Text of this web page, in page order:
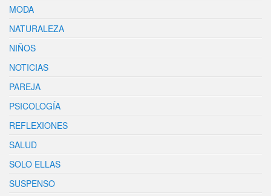
MODA
NATURALEZA
NIÑOS
NOTICIAS
PAREJA
PSICOLOGÍA
REFLEXIONES
SALUD
SOLO ELLAS
SUSPENSO